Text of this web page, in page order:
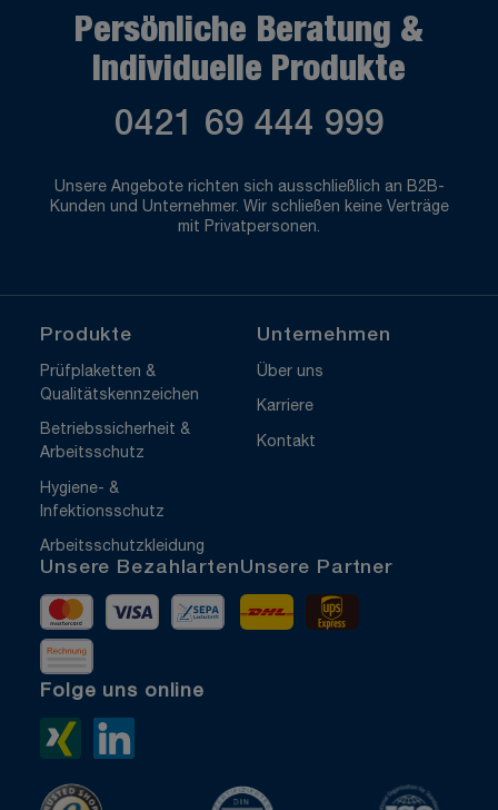
Persönliche Beratung &
Individuelle Produkte
0421 69 444 999
Unsere Angebote richten sich ausschließlich an B2B-
Kunden und Unternehmer. Wir schließen keine Verträge
mit Privatpersonen.
Produkte
Prüfplaketten &
Qualitätskennzeichen
Betriebssicherheit &
Arbeitsschutz
Hygiene- &
Infektionsschutz
Arbeitsschutzkleidung
Unternehmen
Über uns
Karriere
Kontakt
Unsere Bezahlarten
MastercardVisa Vorkasse
Rechnung
Unsere Partner
DHL
Folge uns online
Xing>
ISO 9001 zertifiziert